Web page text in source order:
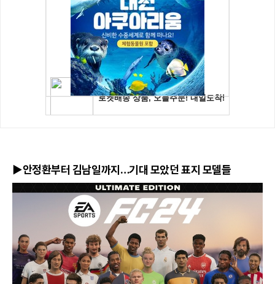
▶안정환부터 김남일까지…기대 모았던 표지 모델들